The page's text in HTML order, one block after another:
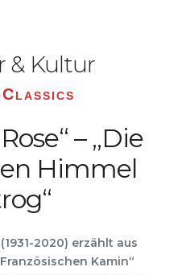
& Kultur
– „Die
Himmel
2020) erzählt aus
Kamin“